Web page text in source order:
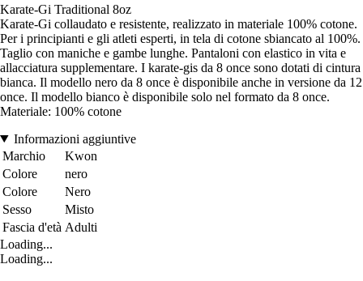
Karate-Gi Traditional 8oz
Karate-Gi collaudato e resistente, realizzato in materiale 100% cotone.
Per i principianti e gli atleti esperti, in tela di cotone sbiancato al 100%.
Taglio con maniche e gambe lunghe. Pantaloni con elastico in vita e
allacciatura supplementare. I karate-gis da 8 once sono dotati di cintura
bianca. Il modello nero da 8 once è disponibile anche in versione da 12
once. Il modello bianco è disponibile solo nel formato da 8 once.
Materiale: 100% cotone
Informazioni aggiuntive
Marchio
Kwon
Colore
nero
Colore
Nero
Sesso
Misto
Fascia d'età Adulti
Loading...
Loading...